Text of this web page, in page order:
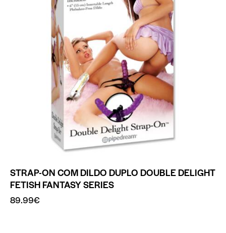
STRAP-ON COM DILDO DUPLO DOUBLE DELIGHT
FETISH FANTASY SERIES
89.99€